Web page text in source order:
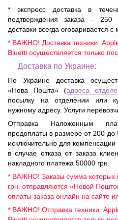
* экспресс доставка в
подтверждения заказа – 250
доставки всегда оговаривается
* ВАЖНО! Доставка техники
Bluetti осуществляется только
Доставка по Украине:
По Украине доставка
«Нова Пошта» (адреса
посылку на отделении или
нужному адресу. Услуги
Отправка Наложенным
предоплаты в размере от 200 до
исключительно для
в случае отказа от заказа
накладного платежа 50000 грн.
* ВАЖНО! Заказы сумма которых
грн. отправляются «Новой
оплаты заказа онлайн на сайте
* ВАЖНО! Отправка техники